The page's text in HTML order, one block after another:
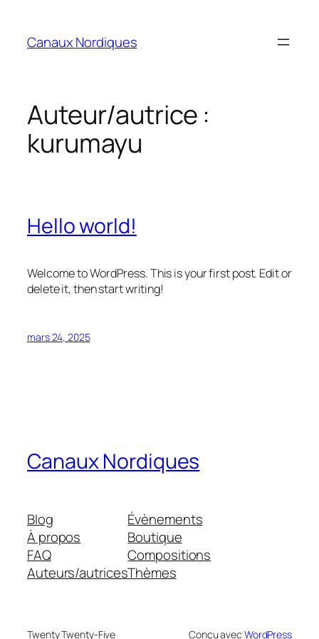
contenu
Canaux Nordiques
Auteur/autrice :
kurumayu
Hello world!
Welcome to WordPress. This is your first post. Edit or
delete it, then start writing!
mars 24, 2025
Canaux Nordiques
Blog
À propos
FAQ
Auteurs/autrices
Évènements
Boutique
Compositions
Thèmes
Twenty Twenty-Five Conçu avec WordPress